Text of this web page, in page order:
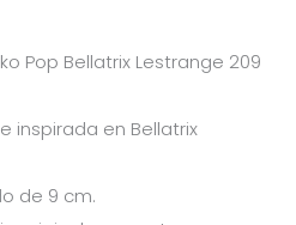
Pop Bellatrix Lestrange 209
inspirada en Bellatrix
de 9 cm.